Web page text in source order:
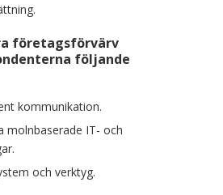
företagsförvärv
följande
kommunikation.
molnbaserade IT- och
och verktyg.